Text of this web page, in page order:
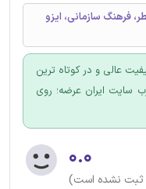
فرهنگ سازمانی، ایزو
عالی و در کوتاه ترین
ایران عرضه؛ روی
۰.۰
ثبت نشده است)